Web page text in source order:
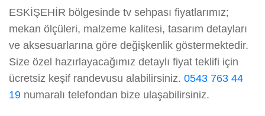
ESKİŞEHİR bölgesinde tv sehpası fiyatlarımız;
mekan ölçüleri, malzeme kalitesi, tasarım detayları
ve aksesuarlarına göre değişkenlik göstermektedir.
Size özel hazırlayacağımız detaylı fiyat teklifi için
ücretsiz keşif randevusu alabilirsiniz. 0543 763 44
19 numaralı telefondan bize ulaşabilirsiniz.